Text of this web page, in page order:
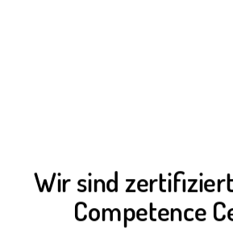
Wir sind
Competence